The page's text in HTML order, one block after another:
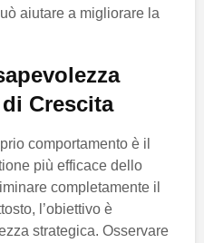
aiutare a migliorare la
Crescita
comportamento è il
più efficace dello
completamente il
l’obiettivo è
strategica. Osservare